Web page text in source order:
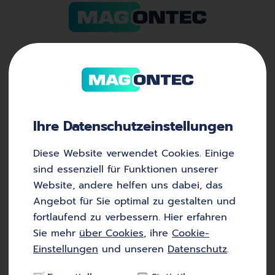
Monovalente und
speicher
Wird Wasser in einem Warmwasserspeicher von
einem Wärmetauscher und einem Wärmeerzeuger
erhitzt, spricht der Fachmann von einem
monovalenten Warmwasserspeicher. Wirtschaftlicher
und umweltfreundlicher ist es, die
Warmwasserbereitung überwiegend einer
Solaranlage zu überlassen. Dann ist ein bivalenter
Ihre Datenschutz­einstellungen
Diese Website verwendet Cookies. Einige
sind essenziell für Funktionen unserer
Website, andere helfen uns dabei, das
Angebot für Sie optimal zu gestalten und
fortlaufend zu verbessern. Hier erfahren
Sie mehr über Cookies, ihre Cookie-
Einstellungen und unseren Datenschutz.